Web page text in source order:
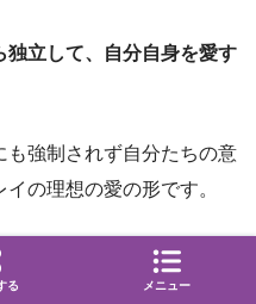
独立して、自分自身を愛す
も強制されず自分たちの意
の理想の愛の形です。
ナーに心を開けるように
、テレパシーで常に通じ
る メニュー